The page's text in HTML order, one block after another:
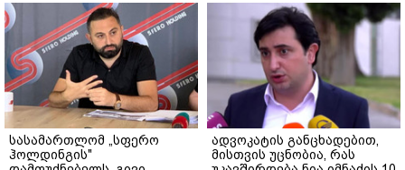
სასამართლომ „სფერო
ჰოლდინგის"
ადვოკატის განცხადებით,
მისთვის უცნობია, რას